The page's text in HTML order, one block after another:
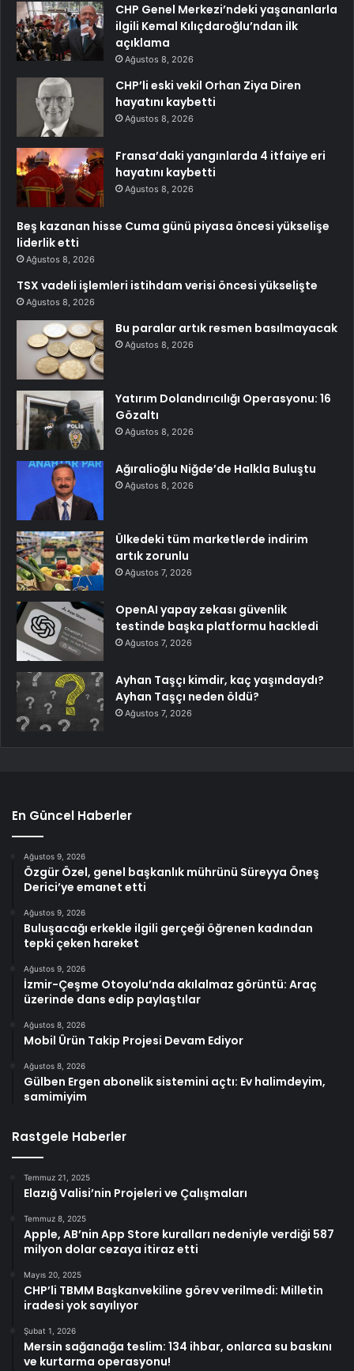
CHP Genel Merkezi’ndeki yaşananlarla
ilgili Kemal Kılıçdaroğlu’ndan ilk
açıklama
Ağustos 8, 2026
CHP’li eski vekil Orhan Ziya Diren
hayatını kaybetti
Ağustos 8, 2026
Fransa’daki yangınlarda 4 itfaiye eri
hayatını kaybetti
Ağustos 8, 2026
Beş kazanan hisse Cuma günü piyasa öncesi yükselişe
liderlik etti
Ağustos 8, 2026
TSX vadeli işlemleri istihdam verisi öncesi yükselişte
Ağustos 8, 2026
Bu paralar artık resmen basılmayacak
Ağustos 8, 2026
Yatırım Dolandırıcılığı Operasyonu: 16
Gözaltı
Ağustos 8, 2026
Ağıralioğlu Niğde’de Halkla Buluştu
Ağustos 8, 2026
Ülkedeki tüm marketlerde indirim
artık zorunlu
Ağustos 7, 2026
OpenAI yapay zekası güvenlik
testinde başka platformu hackledi
Ağustos 7, 2026
Ayhan Taşçı kimdir, kaç yaşındaydı?
Ayhan Taşçı neden öldü?
Ağustos 7, 2026
En Güncel Haberler
Ağustos 9, 2026
Özgür Özel, genel başkanlık mührünü Süreyya Öneş
Derici’ye emanet etti
Ağustos 9, 2026
Buluşacağı erkekle ilgili gerçeği öğrenen kadından
tepki çeken hareket
Ağustos 9, 2026
İzmir-Çeşme Otoyolu’nda akılalmaz görüntü: Araç
üzerinde dans edip paylaştılar
Ağustos 8, 2026
Mobil Ürün Takip Projesi Devam Ediyor
Ağustos 8, 2026
Gülben Ergen abonelik sistemini açtı: Ev halimdeyim,
samimiyim
Rastgele Haberler
Temmuz 21, 2025
Elazığ Valisi’nin Projeleri ve Çalışmaları
Temmuz 8, 2025
Apple, AB’nin App Store kuralları nedeniyle verdiği 587
milyon dolar cezaya itiraz etti
Mayıs 20, 2025
CHP’li TBMM Başkanvekiline görev verilmedi: Milletin
iradesi yok sayılıyor
Şubat 1, 2026
Mersin sağanağa teslim: 134 ihbar, onlarca su baskını
ve kurtarma operasyonu!